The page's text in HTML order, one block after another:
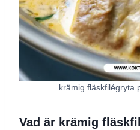
krämig fläskfilégryta
Vad är krämig